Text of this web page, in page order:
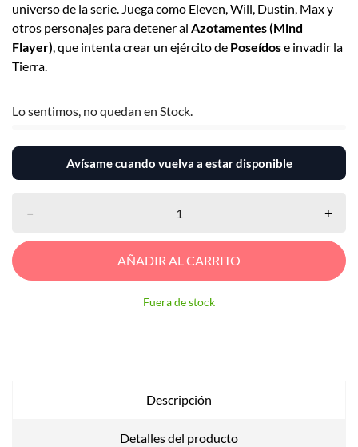
universo de la serie. Juega como Eleven, Will, Dustin, Max y
otros personajes para detener al Azotamentes (Mind
Flayer), que intenta crear un ejército de Poseídose invadir la
Tierra.
Lo sentimos, no quedan en Stock.
Avísame cuando vuelva a estar disponible
– +
AÑADIR AL CARRITO
Fuera de stock
Descripción
Detalles del producto